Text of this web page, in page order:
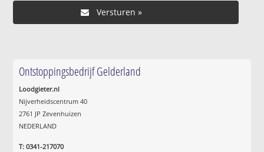
Ontstoppingsbedrijf Gelderland
Loodgieter.nl
Nijverheidscentrum 40
2761 JP Zevenhuizen
NEDERLAND
T: 0341-217070